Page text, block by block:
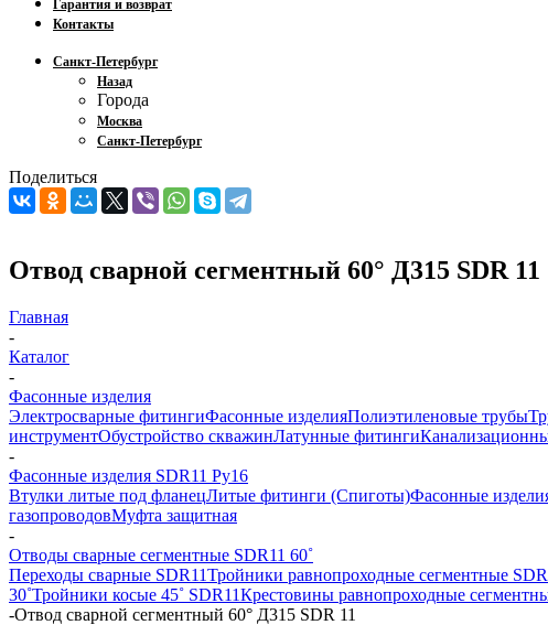
Гарантия и возврат
Контакты
Санкт-Петербург
Назад
Города
Москва
Санкт-Петербург
Поделиться
Отвод сварной сегментный 60° Д315 SDR 11
Главная
-
Каталог
-
Фасонные изделия
Электросварные фитингиФасонные изделияПолиэтиленовые трубы
инструментОбустройство скважинЛатунные фитинги
-
Фасонные изделия SDR11 Ру16
Втулки литые под фланецЛитые фитинги (Спиготы)Фасонные
газопроводовМуфта защитная
-
Отводы сварные сегментные SDR11 60˚
Переходы сварные SDR11Тройники равнопроходные сегментные
30˚Тройники косые 45˚ SDR11Крестовины равнопроходные
-Отвод сварной сегментный 60° Д315 SDR 11